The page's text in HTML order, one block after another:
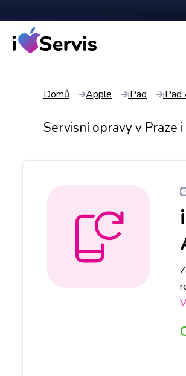
Domů Apple iPad iPad
Servisní opravy v Praze i